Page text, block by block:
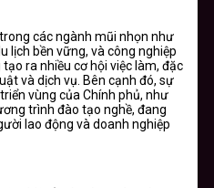
các ngành mũi nhọn như
lịch bền vững, và công nghiệp
ra nhiều cơ hội việc làm, đặc
và dịch vụ. Bên cạnh đó, sự
vùng của Chính phủ, như
trình đào tạo nghề, đang
lao động và doanh nghiệp